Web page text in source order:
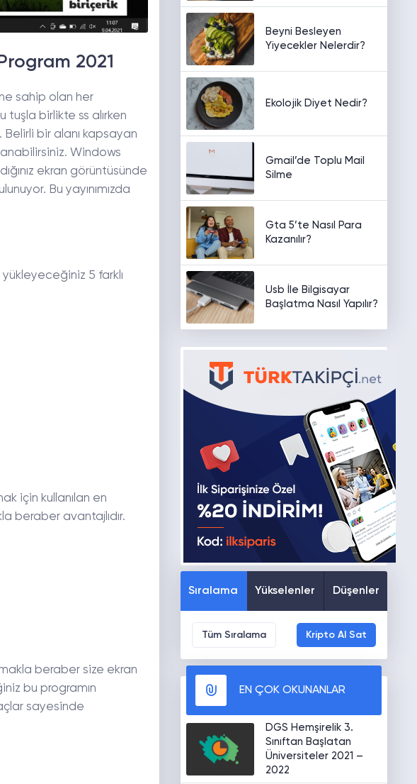
2021
sahip olan her
tuşla birlikte ss alırken
Belirli bir alanı kapsayan
Windows
ekran görüntüsünde
Bu yayınımızda
5 farklı
için kullanılan en
beraber avantajlıdır.
beraber size ekran
bu programın
sayesinde
Beyni Besleyen
Yiyecekler Nelerdir?
Ekolojik Diyet Nedir?
Gmail’de Toplu Mail
Silme
Gta 5’te Nasıl Para
Kazanılır?
Usb İle Bilgisayar
Başlatma Nasıl Yapılır?
Sıralama Yükselenler Düşenler
Tüm Sıralama Kripto Al Sat
EN ÇOK OKUNANLAR
DGS Hemşirelik 3.
Sınıftan Başlatan
Üniversiteler 2021 –
2022